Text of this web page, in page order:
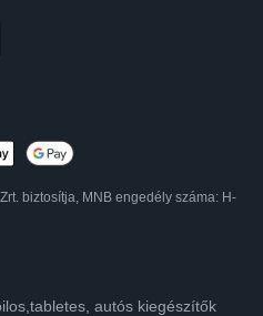
biztosítja, MNB engedély száma: H-
autós kiegészítők